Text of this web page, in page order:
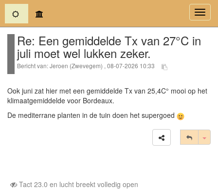
(current)
Re: Een gemiddelde Tx van 27°C in
juli moet wel lukken zeker.
Bericht van: Jeroen (Zwevegem) , 08-07-2026 10:33
Ook juni zat hier met een gemiddelde Tx van 25,4C° mooi op het
klimaatgemiddelde voor Bordeaux.
De mediterrane planten in de tuin doen het supergoed
Tact 23.0 en lucht breekt volledig open